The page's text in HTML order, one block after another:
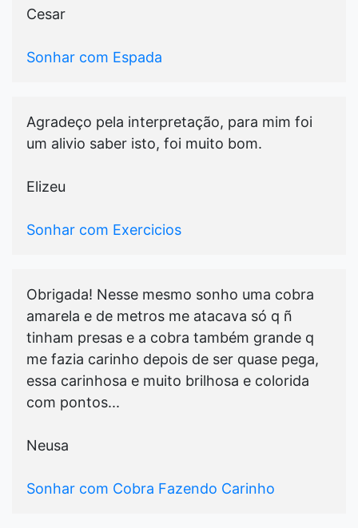
Cesar
Sonhar com Espada
Agradeço pela interpretação, para mim foi
um alivio saber isto, foi muito bom.
Elizeu
Sonhar com Exercicios
Obrigada! Nesse mesmo sonho uma cobra
amarela e de metros me atacava só q ñ
tinham presas e a cobra também grande q
me fazia carinho depois de ser quase pega,
essa carinhosa e muito brilhosa e colorida
com pontos...
Neusa
Sonhar com Cobra Fazendo Carinho